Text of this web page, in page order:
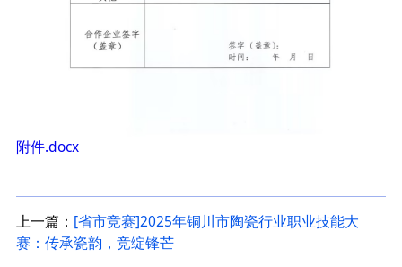
附件.docx
上一篇： [省市竞赛]2025年铜川市陶瓷行业职业技能大
赛：传承瓷韵，竞绽锋芒